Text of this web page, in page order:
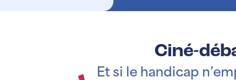
Ciné-
Et si le handicap